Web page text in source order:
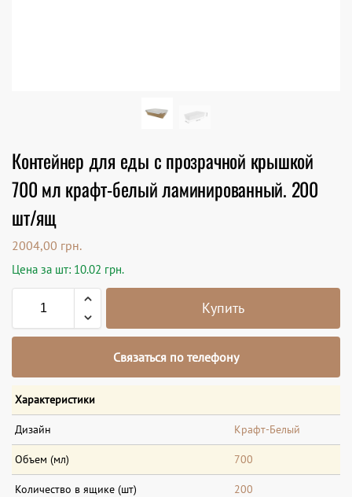
Контейнер для еды с прозрачной крышкой
700 мл крафт-белый ламинированный. 200
шт/ящ
2004,00 грн.
Цена за шт: 10.02 грн.
Купить
Связаться по телефону
Характеристики
Дизайн Крафт-Белый
Объем (мл) 700
Количество в ящике (шт) 200